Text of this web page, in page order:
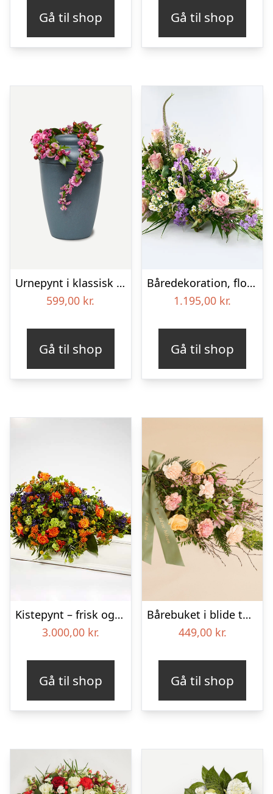
Gå til shop Gå til shop
Urnepynt i klassisk stil – pink
599,00 kr.
Gå til shop
Båredekoration, floristens valg – Blomster til begravelse
1.195,00 kr.
Gå til shop
Kistepynt – frisk og fyldig – Blomster til begravelse
3.000,00 kr.
Gå til shop
Bårebuket i blide toner med bånd
449,00 kr.
Gå til shop